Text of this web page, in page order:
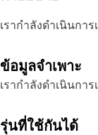
เรากำลังดำเนินก
ข้อมูลจำเพาะ
เรากำลังดำเนินก
รุ่นที่ใช้กันได้